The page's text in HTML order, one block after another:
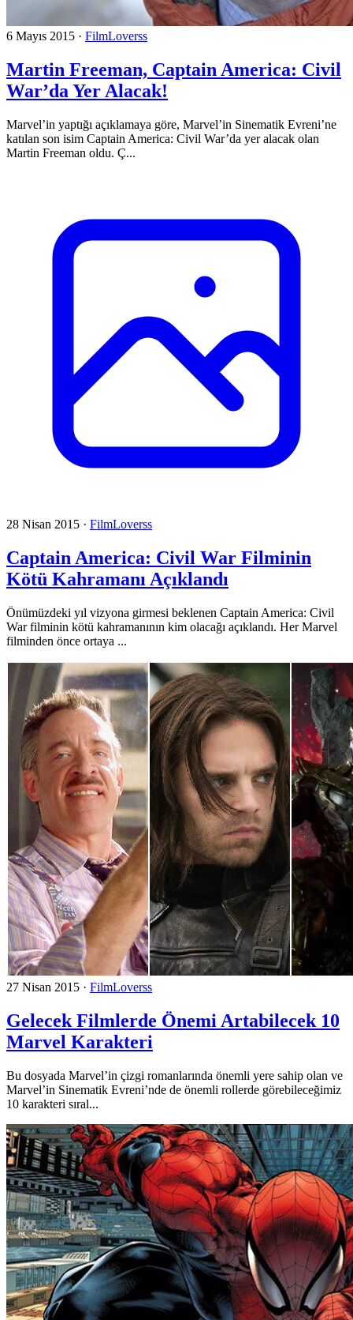
6 Mayıs 2015 · FilmLoverss
Martin Freeman, Captain America: Civil
War’da Yer Alacak!
Marvel’in yaptığı açıklamaya göre, Marvel’in Sinematik Evreni’ne
katılan son isim Captain America: Civil War’da yer alacak olan
Martin Freeman oldu. Ç...
28 Nisan 2015 · FilmLoverss
Captain America: Civil War Filminin
Kötü Kahramanı Açıklandı
Önümüzdeki yıl vizyona girmesi beklenen Captain America: Civil
War filminin kötü kahramanının kim olacağı açıklandı. Her Marvel
filminden önce ortaya ...
27 Nisan 2015 · FilmLoverss
Gelecek Filmlerde Önemi Artabilecek 10
Marvel Karakteri
Bu dosyada Marvel’in çizgi romanlarında önemli yere sahip olan ve
Marvel’in Sinematik Evreni’nde de önemli rollerde görebileceğimiz
10 karakteri sıral...